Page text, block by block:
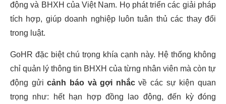
động và BHXH của Việt Nam. Họ phát triển các giải pháp
tích hợp, giúp doanh nghiệp luôn tuân thủ các thay đổi
trong luật.
GoHR đặc biệt chú trọng khía cạnh này. Hệ thống không
chỉ quản lý thông tin BHXH của từng nhân viên mà còn tự
động gửicảnh báo và gợi nhắcvề các sự kiện quan
trọng như: hết hạn hợp đồng lao động, đến kỳ đóng